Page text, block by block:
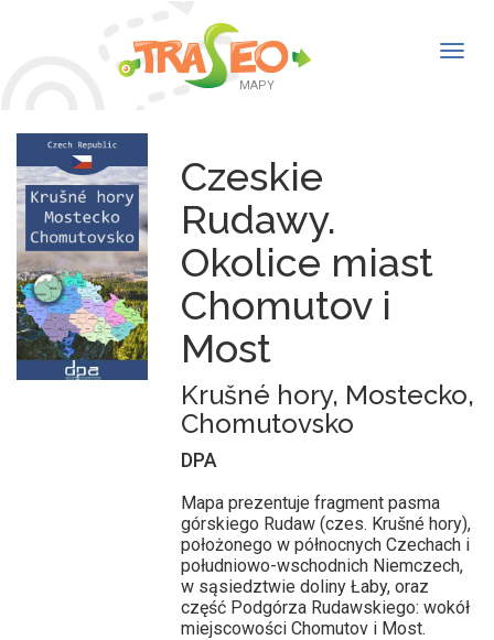
MAPY
Czeskie
Rudawy.
Okolice miast
Chomutov i
Most
Krušné hory, Mostecko,
Chomutovsko
DPA
Mapa prezentuje fragment pasma
górskiego Rudaw (czes. Krušné hory),
położonego w północnych Czechach i
południowo-wschodnich Niemczech,
w sąsiedztwie doliny Łaby, oraz
część Podgórza Rudawskiego: wokół
miejscowości Chomutov i Most.